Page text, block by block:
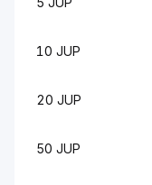
10 JUP
20 JUP
50 JUP